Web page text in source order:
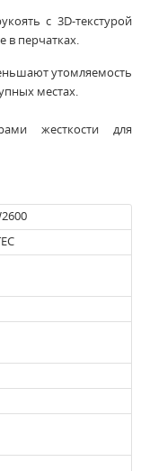
с 3D-текстурой
в перчатках.
утомляемость
местах.
жесткости для